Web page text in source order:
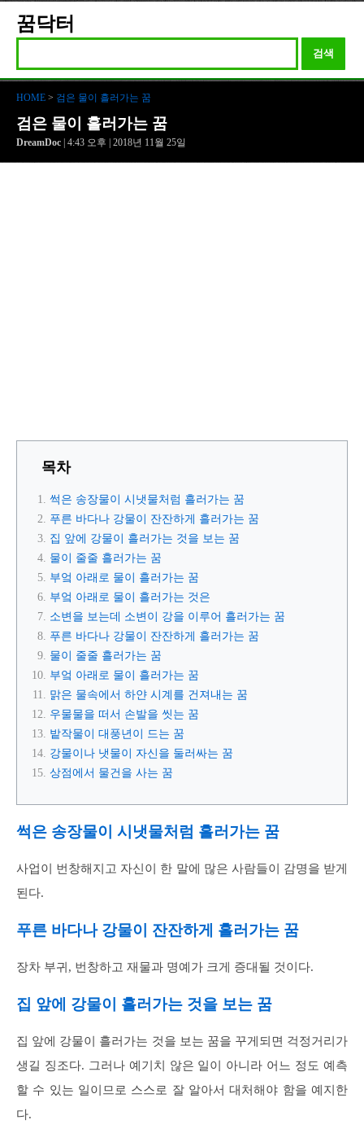
꿈닥터
검색
HOME > 검은 물이 흘러가는 꿈
검은 물이 흘러가는 꿈
DreamDoc | 4:43 오후 | 2018년 11월 25일
목차
썩은 송장물이 시냇물처럼 흘러가는 꿈
푸른 바다나 강물이 잔잔하게 흘러가는 꿈
집 앞에 강물이 흘러가는 것을 보는 꿈
물이 줄줄 흘러가는 꿈
부엌 아래로 물이 흘러가는 꿈
부엌 아래로 물이 흘러가는 것은
소변을 보는데 소변이 강을 이루어 흘러가는 꿈
푸른 바다나 강물이 잔잔하게 흘러가는 꿈
물이 줄줄 흘러가는 꿈
부엌 아래로 물이 흘러가는 꿈
맑은 물속에서 하얀 시계를 건져내는 꿈
우물물을 떠서 손발을 씻는 꿈
밭작물이 대풍년이 드는 꿈
강물이나 냇물이 자신을 둘러싸는 꿈
상점에서 물건을 사는 꿈
썩은 송장물이 시냇물처럼 흘러가는 꿈
사업이 번창해지고 자신이 한 말에 많은 사람들이 감명을 받게
된다.
푸른 바다나 강물이 잔잔하게 흘러가는 꿈
장차 부귀, 번창하고 재물과 명예가 크게 증대될 것이다.
집 앞에 강물이 흘러가는 것을 보는 꿈
집 앞에 강물이 흘러가는 것을 보는 꿈을 꾸게되면 걱정거리가
생길 징조다. 그러나 예기치 않은 일이 아니라 어느 정도 예측
할 수 있는 일이므로 스스로 잘 알아서 대처해야 함을 예지한
다.